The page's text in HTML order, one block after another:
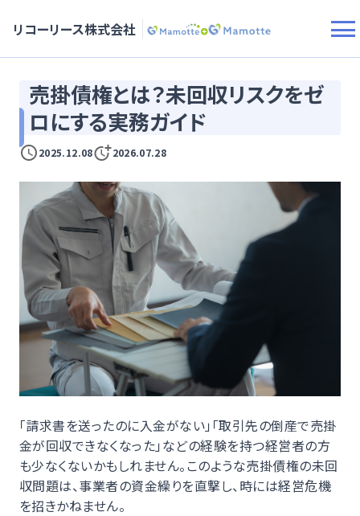
リコーリース株式会社
売掛債権とは？未回収リスクをゼ
ロにする実務ガイド
2025.12.08 2026.07.28
「請求書を送ったのに入金がない」「取引先の倒産で売掛
金が回収できなくなった」などの経験を持つ経営者の方
も少なくないかもしれません。このような売掛債権の未回
収問題は、事業者の資金繰りを直撃し、時には経営危機
を招きかねません。